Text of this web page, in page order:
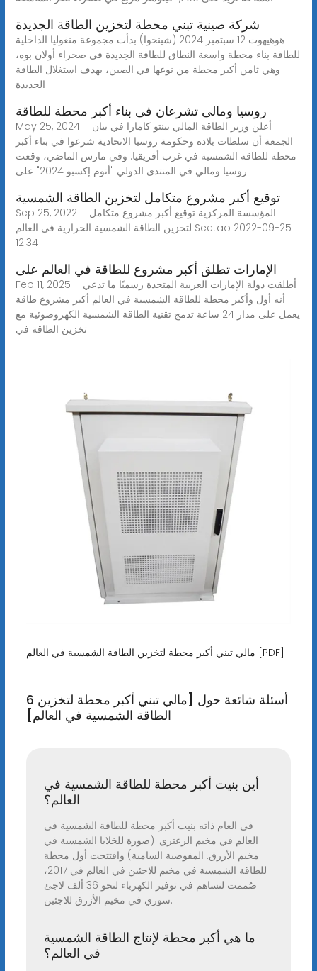
شركة صينية تبني محطة لتخزين الطاقة الجديدة
هوهيهوت 12 سبتمبر 2024 (شينخوا) بدأت مجموعة منغوليا الداخلية
للطاقة بناء محطة واسعة النطاق للطاقة الجديدة في صحراء أولان بوه،
وهي ثامن أكبر محطة من نوعها في الصين، بهدف استغلال الطاقة
الجديدة
روسيا ومالى تشرعان فى بناء أكبر محطة للطاقة
May 25, 2024 · أعلن وزير الطاقة المالي بينتو كامارا في بيان
الجمعة أن سلطات بلاده وحكومة روسيا الاتحادية شرعوا في بناء أكبر
محطة للطاقة الشمسية في غرب أفريقيا. وفي مارس الماضي، وقعت
روسيا ومالي في المنتدى الدولي "أتوم إكسبو 2024" على
توقيع أكبر مشروع متكامل لتخزين الطاقة الشمسية
Sep 25, 2022 · المؤسسة المركزية توقيع أكبر مشروع متكامل
لتخزين الطاقة الشمسية الحرارية في العالم Seetao 2022-09-25
12:34
الإمارات تطلق أكبر مشروع للطاقة في العالم على
Feb 11, 2025 · أطلقت دولة الإمارات العربية المتحدة رسميًا ما تدعي
أنه أول وأكبر محطة للطاقة الشمسية في العالم أكبر مشروع طاقة
يعمل على مدار 24 ساعة تدمج تقنية الطاقة الشمسية الكهروضوئية مع
تخزين الطاقة في
مالي تبني أكبر محطة لتخزين الطاقة الشمسية في العالم [PDF]
6 أسئلة شائعة حول [مالي تبني أكبر محطة لتخزين
الطاقة الشمسية في العالم]
أين بنيت أكبر محطة للطاقة الشمسية في
العالم؟
في العام ذاته بنيت أكبر محطة للطاقة الشمسية في
العالم في مخيم الزعتري. (صورة للخلايا الشمسية في
مخيم الأزرق. المفوضية السامية) وافتتحت أول محطة
للطاقة الشمسية في مخيم للاجئين في العالم في 2017،
صُممت لتساهم في توفير الكهرباء لنحو 36 ألف لاجئ
سوري في مخيم الأزرق للاجئين.
ما هي أكبر محطة لإنتاج الطاقة الشمسية
في العالم؟